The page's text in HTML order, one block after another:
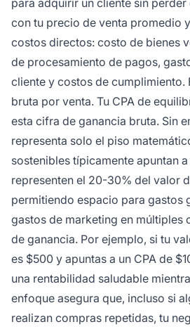
para adquirir un cliente sin
con tu precio de venta promedio
costos directos: costo de bienes
de procesamiento de pagos,
cliente y costos de cumplimiento.
bruta por venta. Tu CPA de
esta cifra de ganancia bruta. Sin
representa solo el piso
sostenibles típicamente apuntan a
representen el 20-30% del valor
permitiendo espacio para gastos
gastos de marketing en múltiples
de ganancia. Por ejemplo, si tu
es $500 y apuntas a un CPA de
una rentabilidad saludable
enfoque asegura que, incluso si
realizan compras repetidas, tu